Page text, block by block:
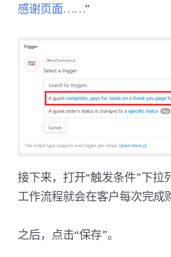
感谢页面……”
接下来，打开“触发条件”下拉
工作流程就会在客户每次完成
之后，点击“保存”。